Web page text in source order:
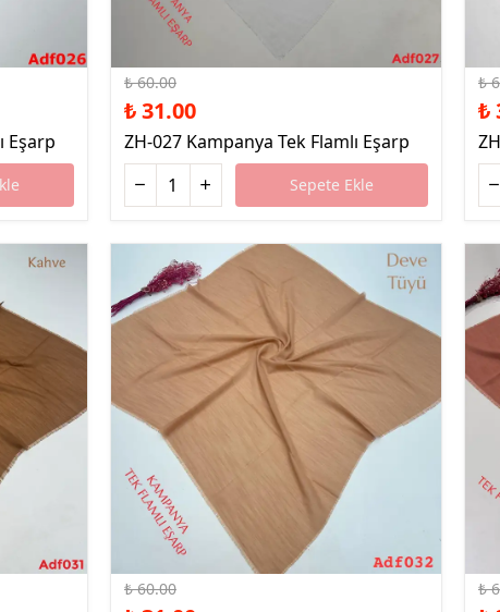
Eşarp
₺ 60.00
₺ 31.00
ZH-027 Kampanya Tek Flamlı Eşarp
Sepete Ekle
₺
₺
%48 İndirim
₺ 60.00 ₺